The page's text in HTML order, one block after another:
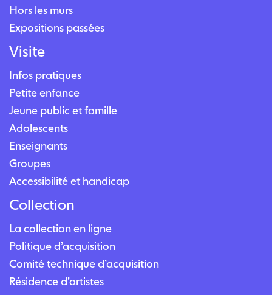
Hors les murs
Expositions passées
Visite
Infos pratiques
Petite enfance
Jeune public et famille
Adolescents
Enseignants
Groupes
Accessibilité et handicap
Collection
La collection en ligne
Politique d’acquisition
Comité technique d’acquisition
Résidence d’artistes